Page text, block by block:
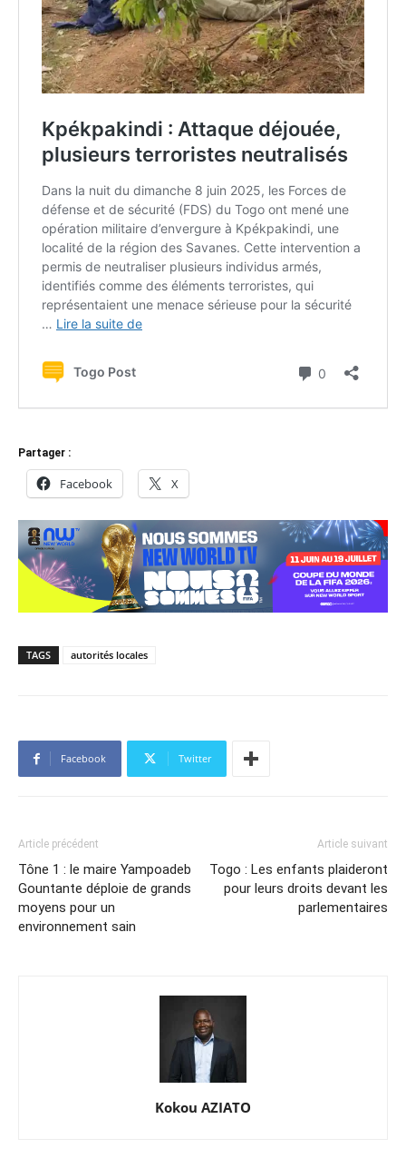
Partager :
Facebook X
TAGS autorités locales
Facebook Twitter
Article précédent
Tône 1 : le maire Yampoadeb
Gountante déploie de grands
moyens pour un
environnement sain
Article suivant
Togo : Les enfants plaideront
pour leurs droits devant les
parlementaires
Kokou AZIATO